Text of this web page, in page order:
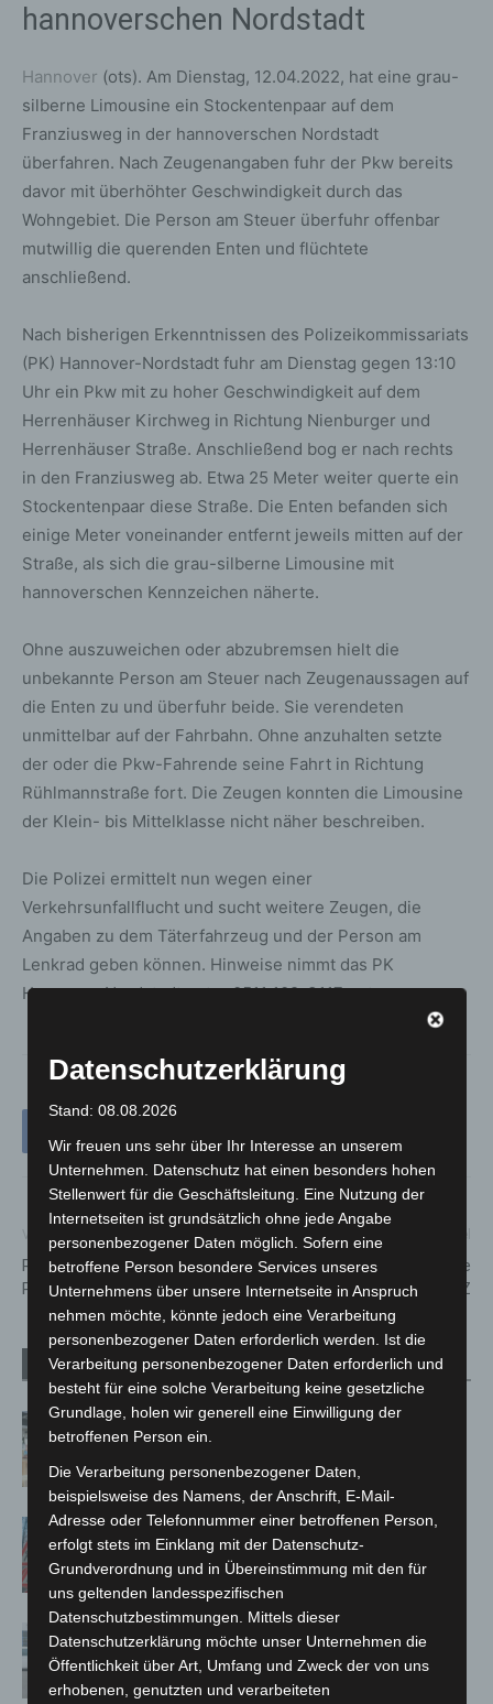
hannoverschen Nordstadt
Hannover (ots). Am Dienstag, 12.04.2022, hat eine grau-
silberne Limousine ein Stockentenpaar auf dem
Franziusweg in der hannoverschen Nordstadt
überfahren. Nach Zeugenangaben fuhr der Pkw bereits
davor mit überhöhter Geschwindigkeit durch das
Wohngebiet. Die Person am Steuer überfuhr offenbar
mutwillig die querenden Enten und flüchtete
anschließend.
Nach bisherigen Erkenntnissen des Polizeikommissariats
(PK) Hannover-Nordstadt fuhr am Dienstag gegen 13:10
Uhr ein Pkw mit zu hoher Geschwindigkeit auf dem
Herrenhäuser Kirchweg in Richtung Nienburger und
Herrenhäuser Straße. Anschließend bog er nach rechts
in den Franziusweg ab. Etwa 25 Meter weiter querte ein
Stockentenpaar diese Straße. Die Enten befanden sich
einige Meter voneinander entfernt jeweils mitten auf der
Straße, als sich die grau-silberne Limousine mit
hannoverschen Kennzeichen näherte.
Ohne auszuweichen oder abzubremsen hielt die
unbekannte Person am Steuer nach Zeugenaussagen auf
die Enten zu und überfuhr beide. Sie verendeten
unmittelbar auf der Fahrbahn. Ohne anzuhalten setzte
der oder die Pkw-Fahrende seine Fahrt in Richtung
Rühlmannstraße fort. Die Zeugen konnten die Limousine
der Klein- bis Mittelklasse nicht näher beschreiben.
Die Polizei ermittelt nun wegen einer
Verkehrsunfallflucht und sucht weitere Zeugen, die
Angaben zu dem Täterfahrzeug und der Person am
Lenkrad geben können. Hinweise nimmt das PK
Hannover-Nordstadt unter 0511 109-3117 entgegen.
Vorheriger Artikel
Reitunfall in Krähenwinkel –
Pferd landet im Graben
FireFit Championships Europe
auf der INTERSCHUTZ
Verwandte Artikel Mehr vom Autor
Kunst trifft Weingenuss: Barbara-
Susann Mehring zeigt ihre Werke im
Jacques’ Wein-Depot Isernhagen
A2: Zweite Turbobaustelle startet
zwischen Hannover-West und
Bothfeld
Niedersachsen: Feuerwehrkräfte
kehren nach Waldbrandeinsatz aus
Spanien zurück
Datenschutzerklärung
Stand: 08.08.2026
Wir freuen uns sehr über Ihr Interesse an unserem
Unternehmen. Datenschutz hat einen besonders hohen
Stellenwert für die Geschäftsleitung. Eine Nutzung der
Internetseiten ist grundsätzlich ohne jede Angabe
personenbezogener Daten möglich. Sofern eine
betroffene Person besondere Services unseres
Unternehmens über unsere Internetseite in Anspruch
nehmen möchte, könnte jedoch eine Verarbeitung
personenbezogener Daten erforderlich werden. Ist die
Verarbeitung personenbezogener Daten erforderlich und
besteht für eine solche Verarbeitung keine gesetzliche
Grundlage, holen wir generell eine Einwilligung der
betroffenen Person ein.
Die Verarbeitung personenbezogener Daten,
beispielsweise des Namens, der Anschrift, E-Mail-
Adresse oder Telefonnummer einer betroffenen Person,
erfolgt stets im Einklang mit der Datenschutz-
Grundverordnung und in Übereinstimmung mit den für
uns geltenden landesspezifischen
Datenschutzbestimmungen. Mittels dieser
Datenschutzerklärung möchte unser Unternehmen die
Öffentlichkeit über Art, Umfang und Zweck der von uns
erhobenen, genutzten und verarbeiteten